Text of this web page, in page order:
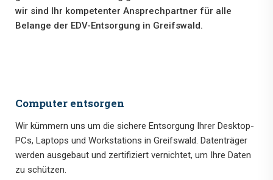
wir sind Ihr kompetenter Ansprechpartner für alle
Belange der EDV-Entsorgung in Greifswald.
Computer entsorgen
Wir kümmern uns um die sichere Entsorgung Ihrer Desktop-
PCs, Laptops und Workstations in Greifswald. Datenträger
werden ausgebaut und zertifiziert vernichtet, um Ihre Daten
zu schützen.